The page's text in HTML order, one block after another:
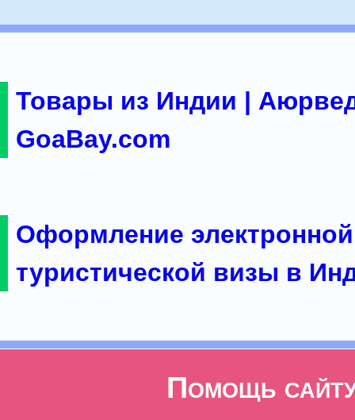
Товары из Индии |
GoaBay.com
Оформление электронной
туристической визы в
Помощь